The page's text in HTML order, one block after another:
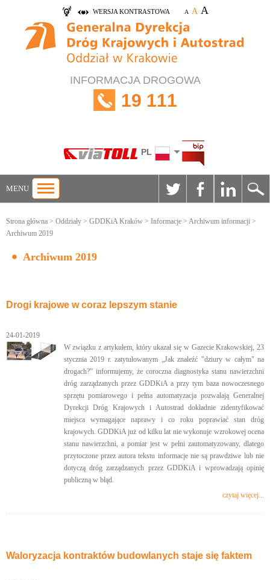
WERSJA KONTRASTOWA A A A
INFORMACJA DROGOWA
19 111
PL
MENU
Strona główna > Oddziały > GDDKiA Kraków > Informacje > Archiwum informacji >
Archiwum 2019
Archiwum 2019
Drogi krajowe w coraz lepszym stanie
24-01-2019
W związku z artykułem, który ukazał się w Gazecie Krakowskiej, 23
stycznia 2019 r. zatytułowanym „Jak znaleźć "dziury w całym" na
drogach?” informujemy, że coroczna diagnostyka stanu nawierzchni
dróg zarządzanych przez GDDKiA a przy tym baza nowoczesnego
sprzętu pomiarowego i pełna automatyzacja pozwalają Generalnej
Dyrekcji Dróg Krajowych i Autostrad dokładnie zidentyfikować
miejsca wymagające naprawy i co roku poprawiać stan dróg
krajowych. GDDKiA już od kilku lat nie wykonuje wzrokowej ocena
stanu nawierzchni, a pomiar jest w pełni zautomatyzowany, dlatego
przytoczone przez autora tekstu informacje nie są prawdziwe lub nie
dotyczą dróg zarządzanych przez GDDKiA i wprowadzają opinię
publiczną w błąd.
czytaj więcej...
Waloryzacja kontraktów budowlanych staje się faktem